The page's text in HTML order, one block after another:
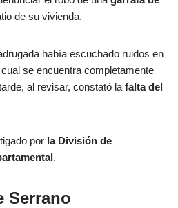
de su vivienda.
había escuchado ruidos en
se encuentra completamente
al revisar, constató la falta del
por la División de
.
Serrano